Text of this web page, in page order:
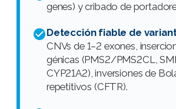
genes) y cribado de
Detección fiable de
CNVs de 1–2 exones,
génicas (PMS2/PMS2CL,
CYP21A2), inversiones de
repetitivos (CFTR).